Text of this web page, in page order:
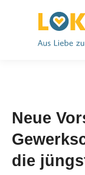
Neue
die